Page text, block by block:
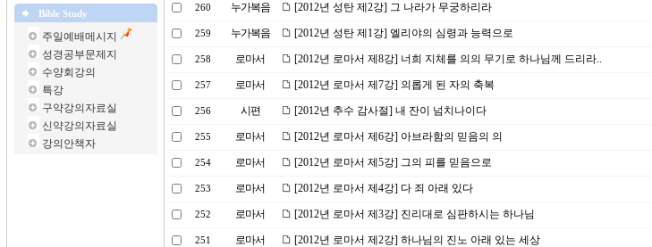
Bible Study
주일예배메시지
성경공부문제지
수양회강의
특강
구약강의자료실
신약강의자료실
강의안책자
260 누가복음 [2012년 성탄 제2강] 그 나라가 무궁하리라
259 누가복음 [2012년 성탄 제1강] 엘리야의 심령과 능력으로
258 로마서 [2012년 로마서 제8강] 너희 지체를 의의 무기로 하나님께 드리라..
257 로마서 [2012년 로마서 제7강] 의롭게 된 자의 축복
256 시편 [2012년 추수 감사절] 내 잔이 넘치나이다
255 로마서 [2012년 로마서 제6강] 아브라함의 믿음의 의
254 로마서 [2012년 로마서 제5강] 그의 피를 믿음으로
253 로마서 [2012년 로마서 제4강] 다 죄 아래 있다
252 로마서 [2012년 로마서 제3강] 진리대로 심판하시는 하나님
251 로마서 [2012년 로마서 제2강] 하나님의 진노 아래 있는 세상